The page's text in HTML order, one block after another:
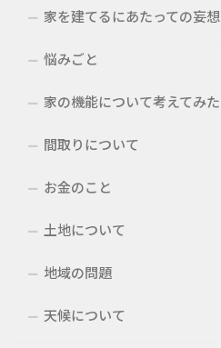
家を建てるにあたっての妄想
悩みごと
家の機能について考えてみた
間取りについて
お金のこと
土地について
地域の問題
天候について